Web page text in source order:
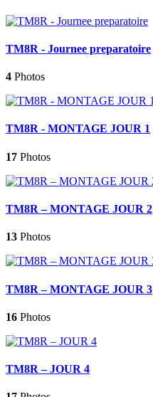
TM8R - Journee preparatoire
4 Photos
TM8R - MONTAGE JOUR 1
17 Photos
TM8R – MONTAGE JOUR 2
13 Photos
TM8R – MONTAGE JOUR 3
16 Photos
TM8R – JOUR 4